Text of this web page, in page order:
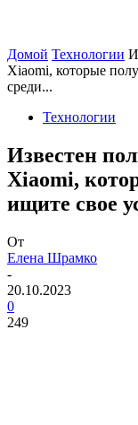
Домой Технологии
Xiaomi, которые
среди...
Технологии
Известен
Xiaomi,
ищите свое
От
Елена Шрамко
-
20.10.2023
0
249